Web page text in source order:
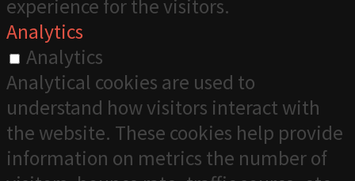
experience for the visitors.
Analytics
Analytics
Analytical cookies are used to
understand how visitors interact with
the website. These cookies help provide
information on metrics the number of